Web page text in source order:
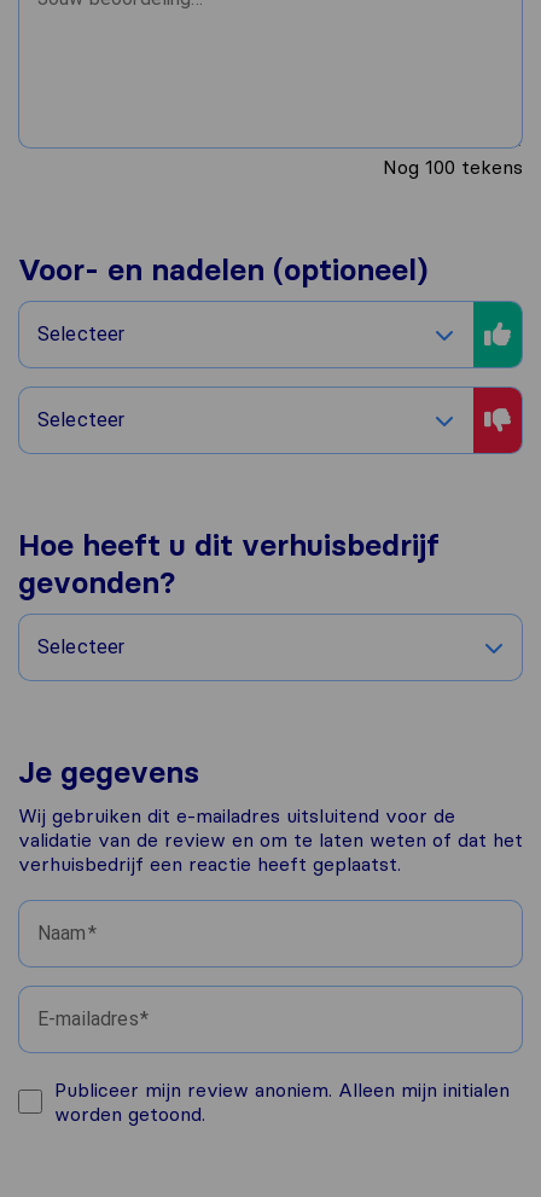
Nog 100 tekens
Voor- en nadelen (optioneel)
Selecteer
Selecteer
Hoe heeft u dit verhuisbedrijf
gevonden?
Selecteer
Je gegevens
Wij gebruiken dit e-mailadres uitsluitend voor de
validatie van de review en om te laten weten of dat het
verhuisbedrijf een reactie heeft geplaatst.
Naam
E-mailadres
Publiceer mijn review anoniem. Alleen mijn initialen
worden getoond.